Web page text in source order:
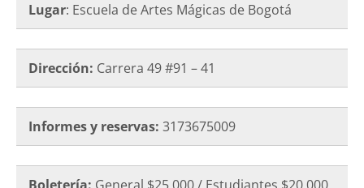
Lugar: Escuela de Artes Mágicas de Bogotá
Dirección: Carrera 49 #91 – 41
Informes y reservas: 3173675009